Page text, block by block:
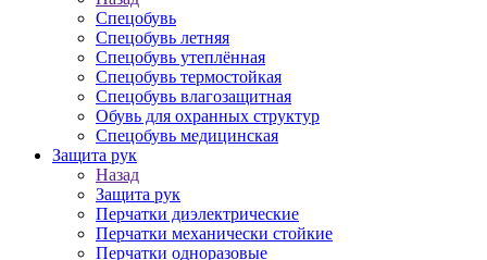
Спецобувь
Спецобувь летняя
Спецобувь утеплённая
Спецобувь термостойкая
Спецобувь влагозащитная
Обувь для охранных структур
Спецобувь медицинская
Защита рук
Назад
Защита рук
Перчатки диэлектрические
Перчатки механически стойкие
Перчатки одноразовые